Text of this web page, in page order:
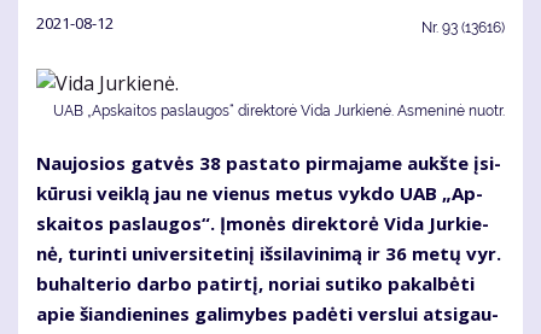
2021-08-12 Nr. 93 (13616)
UAB „Ap­skai­tos pa­slau­gos“ di­rek­to­rė Vi­da Jur­kie­nė. Asmeninė nuotr.
Nau­jo­sios gat­vės 38 pa­sta­to pir­ma­ja­me aukš­te įsi­
kū­ru­si veik­lą jau ne vie­nus me­tus vyk­do UAB „Ap­
skai­tos pa­slau­gos“. Įmo­nės di­rek­to­rė Vi­da Jur­kie­
nė, tu­rin­ti uni­ver­si­te­ti­nį iš­si­la­vi­ni­mą ir 36 me­tų vyr.
bu­hal­te­rio dar­bo pa­tir­tį, no­riai su­ti­ko pa­kal­bė­ti
apie šian­die­ni­nes ga­li­my­bes pa­dė­ti ver­slui at­si­gau­